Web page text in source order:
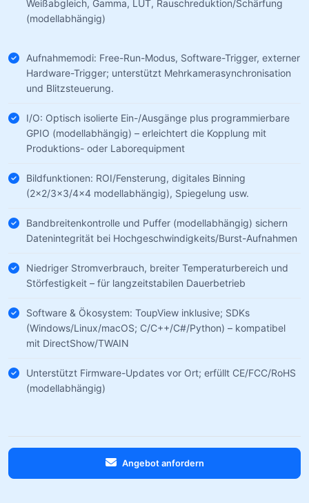
Weißabgleich, Gamma, LUT, Rauschreduktion/Schärfung
(modellabhängig)
Aufnahmemodi: Free-Run-Modus, Software-Trigger, externer
Hardware-Trigger; unterstützt Mehrkamerasynchronisation
und Blitzsteuerung.
I/O: Optisch isolierte Ein-/Ausgänge plus programmierbare
GPIO (modellabhängig) – erleichtert die Kopplung mit
Produktions- oder Laborequipment
Bildfunktionen: ROI/Fensterung, digitales Binning
(2×2/3×3/4×4 modellabhängig), Spiegelung usw.
Bandbreitenkontrolle und Puffer (modellabhängig) sichern
Datenintegrität bei Hochgeschwindigkeits/Burst-Aufnahmen
Niedriger Stromverbrauch, breiter Temperaturbereich und
Störfestigkeit – für langzeitstabilen Dauerbetrieb
Software & Ökosystem: ToupView inklusive; SDKs
(Windows/Linux/macOS; C/C++/C#/Python) – kompatibel
mit DirectShow/TWAIN
Unterstützt Firmware-Updates vor Ort; erfüllt CE/FCC/RoHS
(modellabhängig)
Angebot anfordern